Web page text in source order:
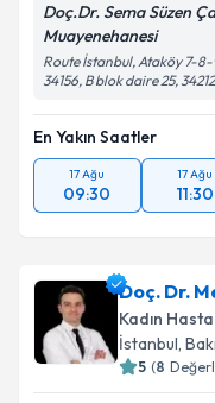
Doç.Dr. Sema Süzen
Muayenehanesi
Route İstanbul, Ataköy 7-8-
34156, B blok daire 25, 34212
En Yakın Saatler
17 Ağu
09:30
17 Ağu
11:30
Doç. Dr.
Kadın
İstanbul,
5 (8